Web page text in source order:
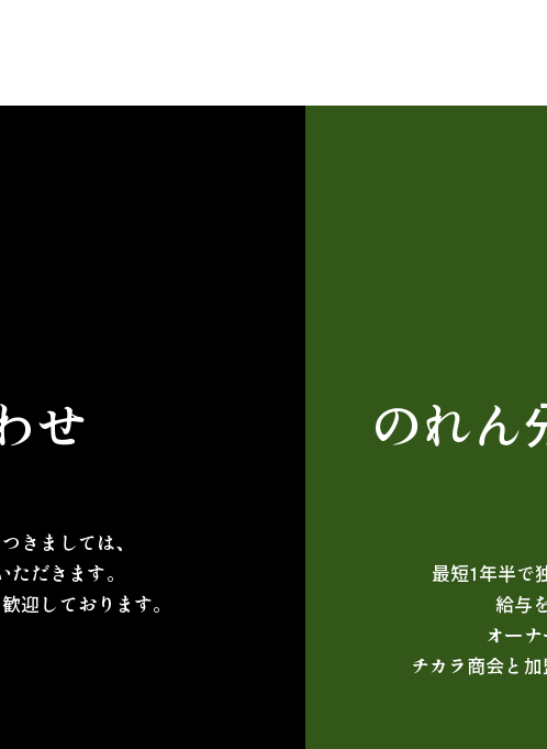
せ
きましては、
だきます。
迎しております。
のれん
最短1年半で
給与
オー
チカラ商会と